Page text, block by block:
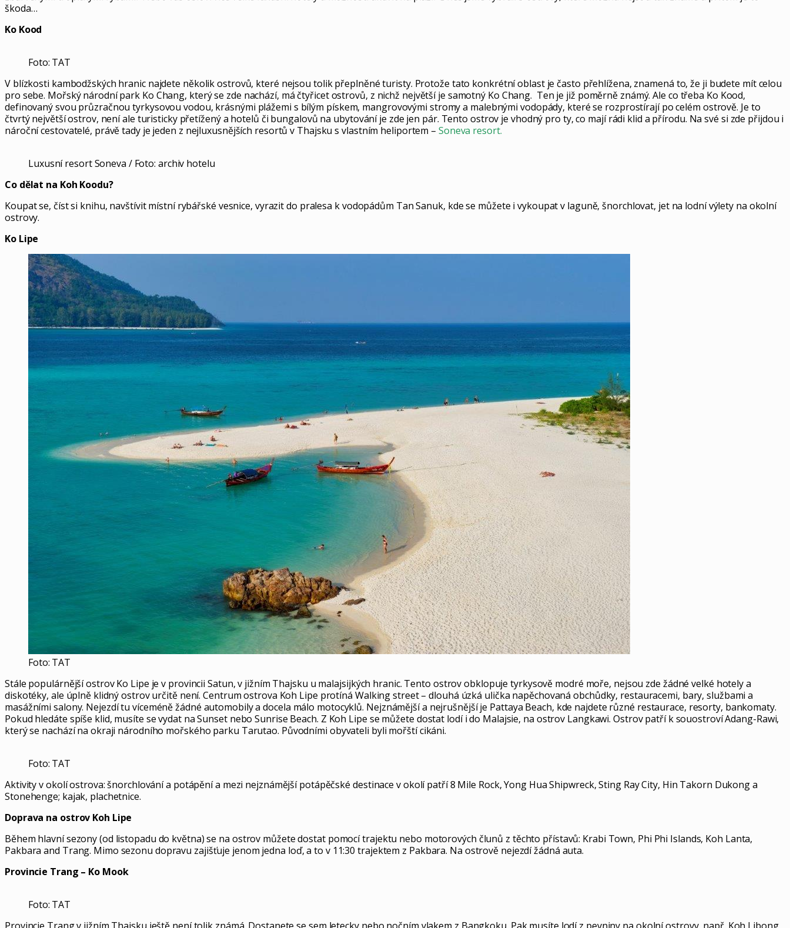
škoda…
Ko Kood
Foto: TAT
V blízkosti kambodžských hranic najdete několik ostrovů, které nejsou tolik přeplněné turisty. Protože tato konkrétní oblast je často přehlížena, znamená to, že ji budete mít celou
pro sebe. Mořský národní park Ko Chang, který se zde nachází, má čtyřicet ostrovů, z nichž největší je samotný Ko Chang. Ten je již poměrně známý. Ale co třeba Ko Kood,
definovaný svou průzračnou tyrkysovou vodou, krásnými plážemi s bílým pískem, mangrovovými stromy a malebnými vodopády, které se rozprostírají po celém ostrově. Je to
čtvrtý největší ostrov, není ale turisticky přetížený a hotelů či bungalovů na ubytování je zde jen pár. Tento ostrov je vhodný pro ty, co mají rádi klid a přírodu. Na své si zde přijdou i
nároční cestovatelé, právě tady je jeden z nejluxusnějších resortů v Thajsku s vlastním heliportem – Soneva resort.
Luxusní resort Soneva / Foto: archiv hotelu
Co dělat na Koh Koodu?
Koupat se, číst si knihu, navštívit místní rybářské vesnice, vyrazit do pralesa k vodopádům Tan Sanuk, kde se můžete i vykoupat v laguně, šnorchlovat, jet na lodní výlety na okolní
ostrovy.
Ko Lipe
Foto: TAT
Stále populárnější ostrov Ko Lipe je v provincii Satun, v jižním Thajsku u malajsijkých hranic. Tento ostrov obklopuje tyrkysově modré moře, nejsou zde žádné velké hotely a
diskotéky, ale úplně klidný ostrov určitě není. Centrum ostrova Koh Lipe protíná Walking street – dlouhá úzká ulička napěchovaná obchůdky, restauracemi, bary, službami a
masážními salony. Nejezdí tu víceméně žádné automobily a docela málo motocyklů. Nejznámější a nejrušnější je Pattaya Beach, kde najdete různé restaurace, resorty, bankomaty.
Pokud hledáte spíše klid, musíte se vydat na Sunset nebo Sunrise Beach. Z Koh Lipe se můžete dostat lodí i do Malajsie, na ostrov Langkawi. Ostrov patří k souostroví Adang-Rawi,
který se nachází na okraji národního mořského parku Tarutao. Původními obyvateli byli mořští cikáni.
Foto: TAT
Aktivity v okolí ostrova: šnorchlování a potápění a mezi nejznámější potápěčské destinace v okolí patří 8 Mile Rock, Yong Hua Shipwreck, Sting Ray City, Hin Takorn Dukong a
Stonehenge; kajak, plachetnice.
Doprava na ostrov Koh Lipe
Během hlavní sezony (od listopadu do května) se na ostrov můžete dostat pomocí trajektu nebo motorových člunů z těchto přístavů: Krabi Town, Phi Phi Islands, Koh Lanta,
Pakbara and Trang. Mimo sezonu dopravu zajišťuje jenom jedna loď, a to v 11:30 trajektem z Pakbara. Na ostrově nejezdí žádná auta.
Provincie Trang – Ko Mook
Foto: TAT